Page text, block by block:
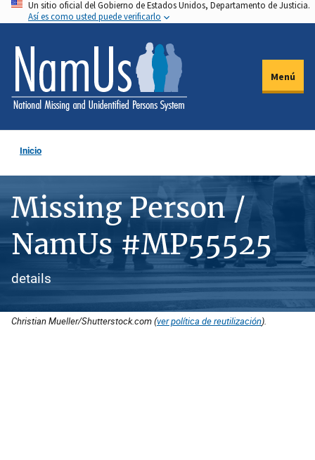
Pasar
al
contenido
principal
Un sitio oficial del Gobierno de Estados Unidos, Departamento de Justicia.
Así es como usted puede verificarlo
Menú
Inicio
Missing Person /
NamUs #MP55525
details
Christian Mueller/Shutterstock.com (ver política de reutilización).